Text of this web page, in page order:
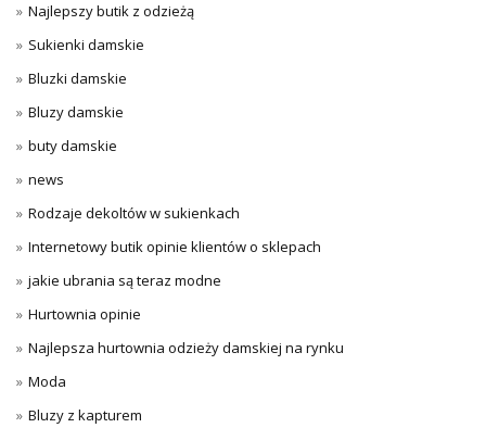
Najlepszy butik z odzieżą
Sukienki damskie
Bluzki damskie
Bluzy damskie
buty damskie
news
Rodzaje dekoltów w sukienkach
Internetowy butik opinie klientów o sklepach
jakie ubrania są teraz modne
Hurtownia opinie
Najlepsza hurtownia odzieży damskiej na rynku
Moda
Bluzy z kapturem